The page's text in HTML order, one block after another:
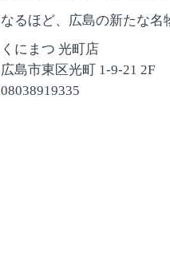
なるほど、広島の新たな
くにまつ 光町店
広島市東区光町 1-9-21 2F
08038919335